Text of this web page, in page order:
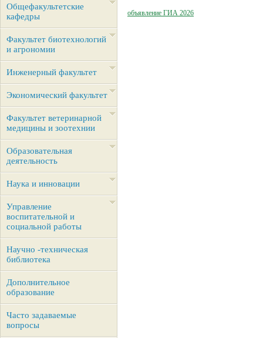
Общефакультетские
кафедры
Факультет биотехнологий
и агрономии
Инженерный факультет
Экономический факультет
Факультет ветеринарной
медицины и зоотехнии
Образовательная
деятельность
Наука и инновации
Управление
воспитательной и
социальной работы
Научно -техническая
библиотека
Дополнительное
образование
Часто задаваемые
вопросы
объявление ГИА 2026